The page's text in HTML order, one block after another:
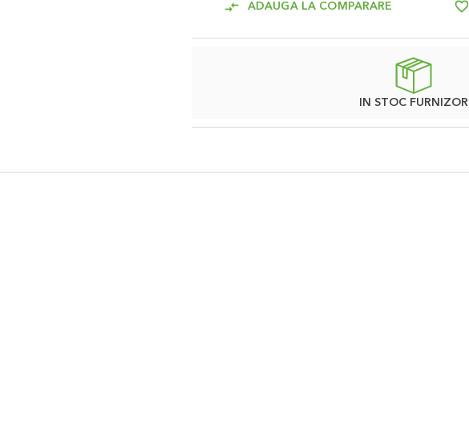
ADAUGA LA COMPARARE
IN STOC FURNIZOR